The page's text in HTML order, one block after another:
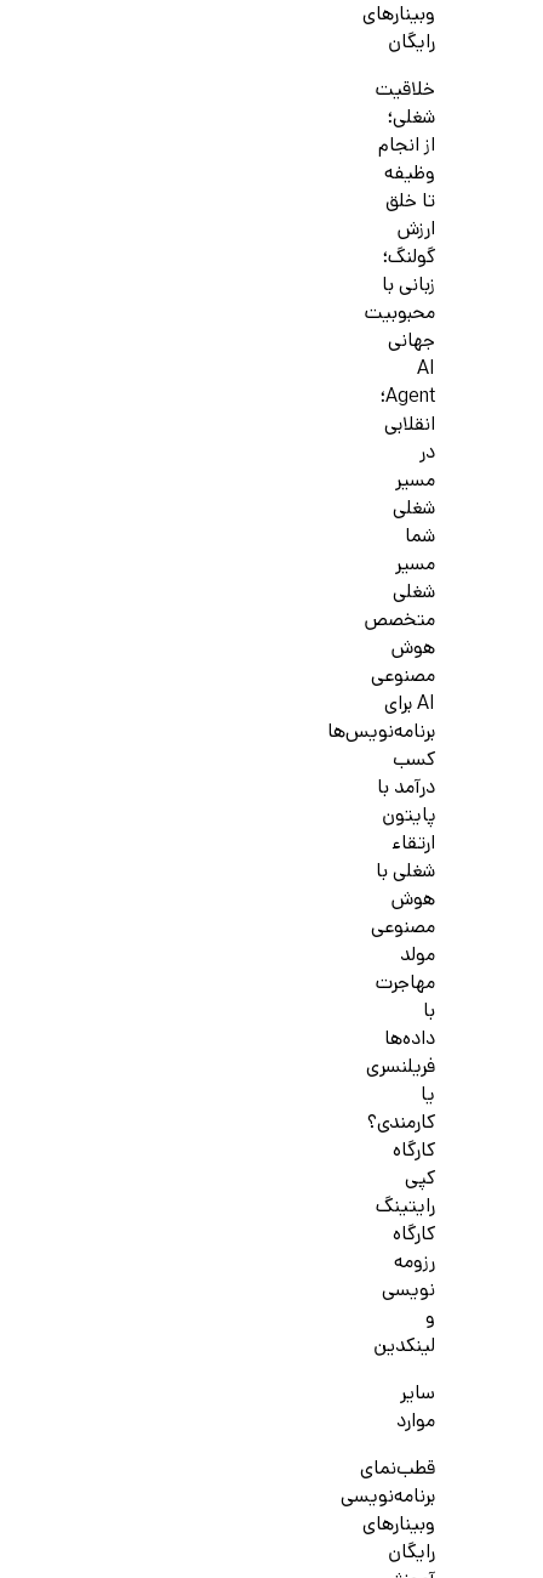
وبینارهای
رایگان
خلاقیت
شغلی؛
از انجام
وظیفه
تا خلق
ارزش
گولنگ؛
زبانی با
محبوبیت
جهانی
AI
Agent؛
انقلابی
در
مسیر
شغلی
شما
مسیر
شغلی
متخصص
هوش
مصنوعی
AI برای
برنامه‌نویس‌ها
کسب
درآمد با
پایتون
ارتقاء
شغلی با
هوش
مصنوعی
مولد
مهاجرت
با
داده‌ها
فریلنسری
یا
کارمندی؟
کارگاه
کپی
رایتینگ
کارگاه
رزومه
نویسی
و
لینکدین
سایر
موارد
قطب‌نمای
برنامه‌نویسی
وبینارهای
رایگان